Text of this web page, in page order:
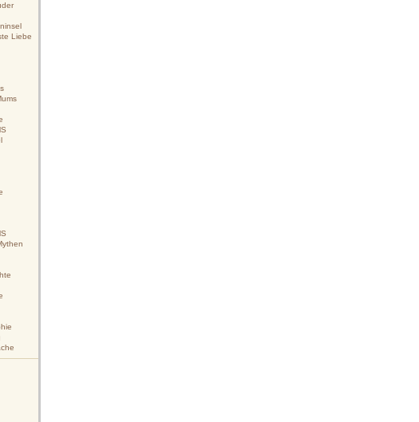
Liebe